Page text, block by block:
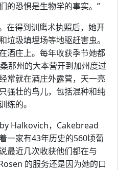
的恐惧是生物学的事实。”
在得到训鹰术执照后，她开
垃圾填埋场等地驱赶害虫。
酒庄上。每年收获季节她都
那州的大本营开到加州度过
常就在酒庄外露营，天一亮
强壮的鸟儿，包括混种和纯
练的。
Halkovich，Cakebread
一家有43年历史的560顷葡
最近几次收获他们都在与
的服务还是因为她的口